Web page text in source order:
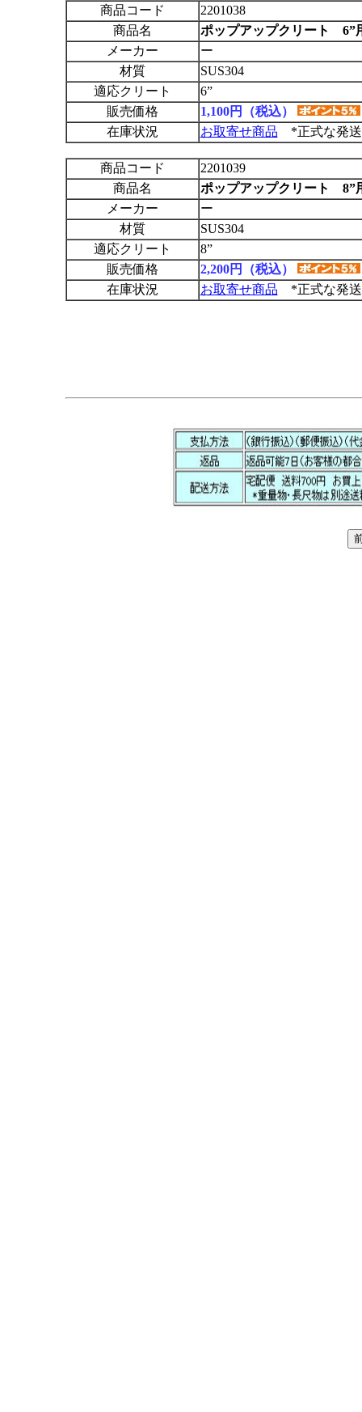
商品コード
2201038
商品名
ポップアップクリート 6”
メーカー
ー
材質
SUS304
適応クリート
6”
販売価格
1,100円（税込）
在庫状況
お取寄せ商品 *正式な発送
商品コード
2201039
商品名
ポップアップクリート 8”
メーカー
ー
材質
SUS304
適応クリート
8”
販売価格
2,200円（税込）
在庫状況
お取寄せ商品 *正式な発送